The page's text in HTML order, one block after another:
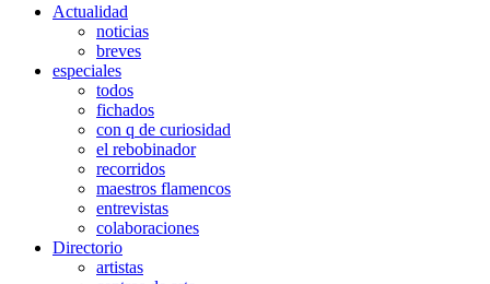
Actualidad
noticias
breves
especiales
todos
fichados
con q de curiosidad
el rebobinador
recorridos
maestros flamencos
entrevistas
colaboraciones
Directorio
artistas